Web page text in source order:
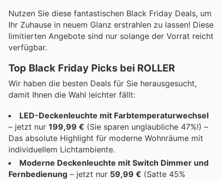
Nutzen Sie diese fantastischen Black Friday Deals, um
Ihr Zuhause in neuem Glanz erstrahlen zu lassen! Diese
limitierten Angebote sind nur solange der Vorrat reicht
verfügbar.
Top Black Friday Picks bei ROLLER
Wir haben die besten Deals für Sie herausgesucht,
damit Ihnen die Wahl leichter fällt:
LED-Deckenleuchte mit Farbtemperaturwechsel
– jetzt nur 199,99 € (Sie sparen unglaubliche 47%!) –
Das absolute Highlight für moderne Wohnräume mit
individuellem Lichtambiente.
Moderne Deckenleuchte mit Switch Dimmer und
Fernbedienung – jetzt nur 59,99 € (Satte 45%